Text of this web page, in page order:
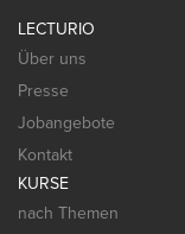
LECTURIO
Über uns
Presse
Jobangebote
Kontakt
KURSE
nach Themen